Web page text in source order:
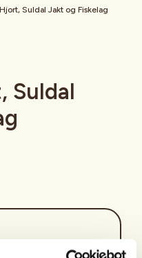
Suldal Jakt og Fiskelag
Suldal